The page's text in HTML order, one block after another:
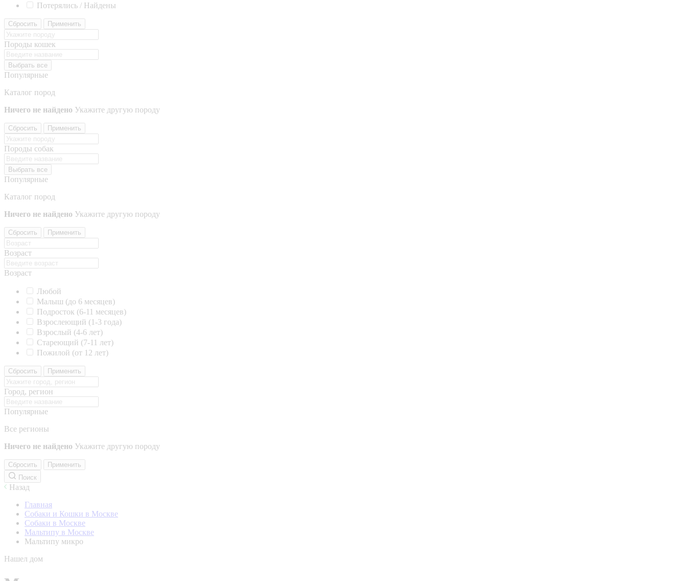
Потерялись / Найдены
Сбросить Применить
Породы кошек
Выбрать все
Популярные
Каталог пород
Ничего не найдено Укажите другую породу
Сбросить Применить
Породы собак
Выбрать все
Популярные
Каталог пород
Ничего не найдено Укажите другую породу
Сбросить Применить
Возраст
Возраст
Любой
Малыш (до 6 месяцев)
Подросток (6-11 месяцев)
Взрослеющий (1-3 года)
Взрослый (4-6 лет)
Стареющий (7-11 лет)
Пожилой (от 12 лет)
Сбросить Применить
Город, регион
Популярные
Все регионы
Ничего не найдено Укажите другую породу
Сбросить
Применить
Поиск
Назад
Главная
Собаки и Кошки в Москве
Собаки в Москве
Мальтипу в Москве
Мальтипу микро
Нашел дом